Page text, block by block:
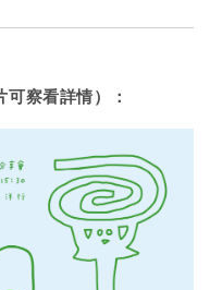
察看詳情）：